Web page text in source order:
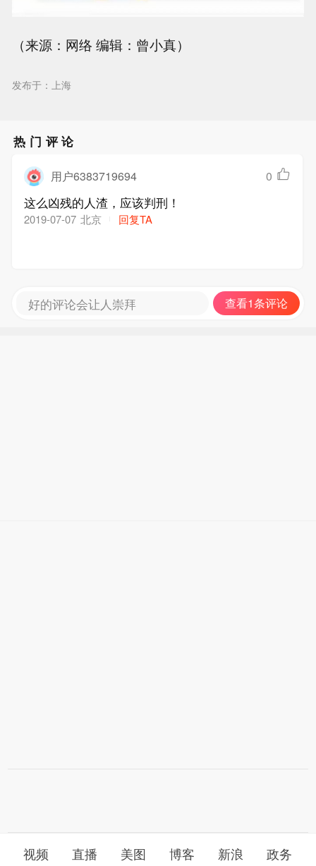
（来源：网络 编辑：曾小真）
发布于：上海
热门评论
用户6383719694 0
这么凶残的人渣，应该判刑！
2019-07-07 北京 回复TA
好的评论会让人崇拜 查看1条评论
视频 直播 美图 博客 新浪 政务